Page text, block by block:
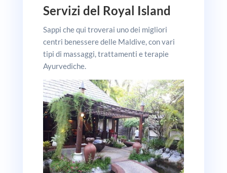
Servizi del Royal Island
Sappi che qui troverai uno dei migliori
centri benessere delle Maldive, con vari
tipi di massaggi, trattamenti e terapie
Ayurvediche.